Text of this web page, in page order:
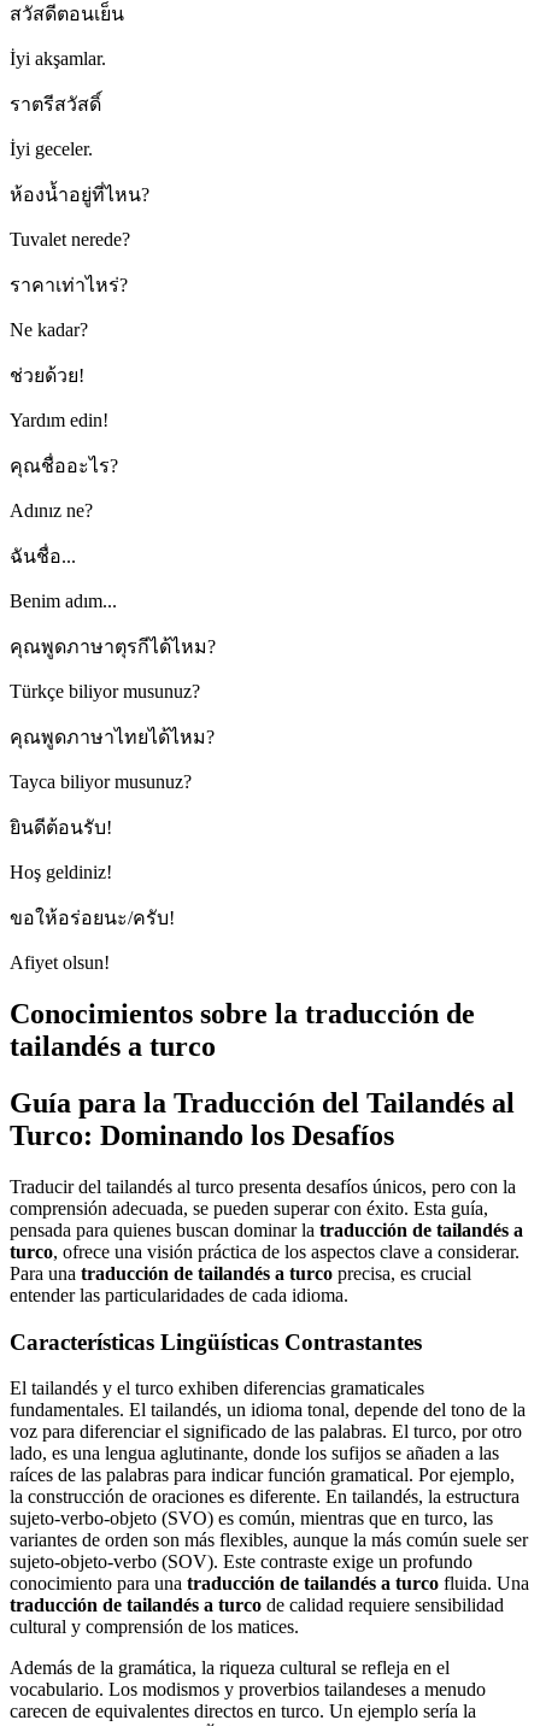
สวัสดีตอนเย็น
İyi akşamlar.
ราตรีสวัสดิ์
İyi geceler.
ห้องน้ำอยู่ที่ไหน?
Tuvalet nerede?
ราคาเท่าไหร่?
Ne kadar?
ช่วยด้วย!
Yardım edin!
คุณชื่ออะไร?
Adınız ne?
ฉันชื่อ...
Benim adım...
คุณพูดภาษาตุรกีได้ไหม?
Türkçe biliyor musunuz?
คุณพูดภาษาไทยได้ไหม?
Tayca biliyor musunuz?
ยินดีต้อนรับ!
Hoş geldiniz!
ขอให้อร่อยนะ/ครับ!
Afiyet olsun!
Conocimientos sobre la traducción de
tailandés a turco
Guía para la Traducción del Tailandés al
Turco: Dominando los Desafíos
Traducir del tailandés al turco presenta desafíos únicos, pero con la
comprensión adecuada, se pueden superar con éxito. Esta guía,
pensada para quienes buscan dominar la traducción de tailandés a
turco, ofrece una visión práctica de los aspectos clave a considerar.
Para una traducción de tailandés a turco precisa, es crucial
entender las particularidades de cada idioma.
Características Lingüísticas Contrastantes
El tailandés y el turco exhiben diferencias gramaticales
fundamentales. El tailandés, un idioma tonal, depende del tono de la
voz para diferenciar el significado de las palabras. El turco, por otro
lado, es una lengua aglutinante, donde los sufijos se añaden a las
raíces de las palabras para indicar función gramatical. Por ejemplo,
la construcción de oraciones es diferente. En tailandés, la estructura
sujeto-verbo-objeto (SVO) es común, mientras que en turco, las
variantes de orden son más flexibles, aunque la más común suele ser
sujeto-objeto-verbo (SOV). Este contraste exige un profundo
conocimiento para una traducción de tailandés a turco fluida. Una
traducción de tailandés a turco de calidad requiere sensibilidad
cultural y comprensión de los matices.
Además de la gramática, la riqueza cultural se refleja en el
vocabulario. Los modismos y proverbios tailandeses a menudo
carecen de equivalentes directos en turco. Un ejemplo sería la